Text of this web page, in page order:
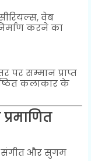
वेब
करने का
पर सम्मान प्राप्त
कलाकार के
संगीत और सुगम